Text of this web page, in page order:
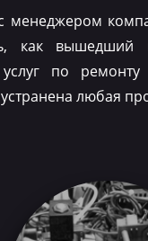
менеджером
как вышедший
услуг по
любая